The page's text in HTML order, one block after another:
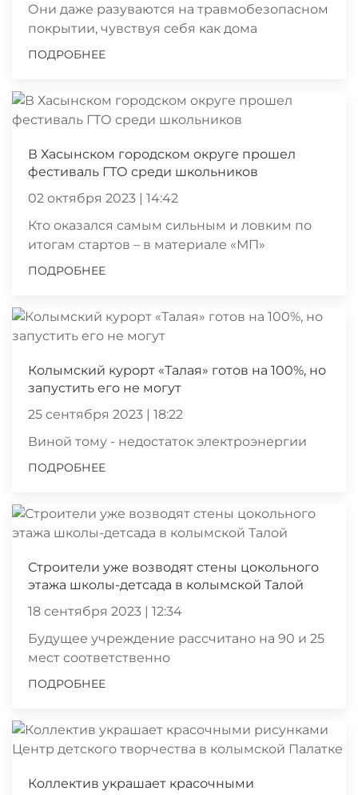
Они даже разуваются на травмобезопасном
покрытии, чувствуя себя как дома
ПОДРОБНЕЕ
В Хасынском городском округе прошел
фестиваль ГТО среди школьников
02 октября 2023 | 14:42
Кто оказался самым сильным и ловким по
итогам стартов – в материале «МП»
ПОДРОБНЕЕ
Колымский курорт «Талая» готов на 100%, но
запустить его не могут
25 сентября 2023 | 18:22
Виной тому - недостаток электроэнергии
ПОДРОБНЕЕ
Строители уже возводят стены цокольного
этажа школы-детсада в колымской Талой
18 сентября 2023 | 12:34
Будущее учреждение рассчитано на 90 и 25
мест соответственно
ПОДРОБНЕЕ
Коллектив украшает красочными